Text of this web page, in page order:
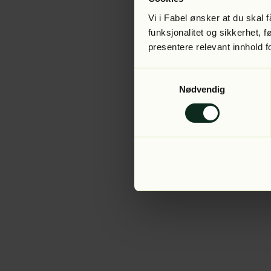
Vi i Fabel ønsker at du skal
funksjonalitet og sikkerhet,
presentere relevant innhold
Nødvendig
Application